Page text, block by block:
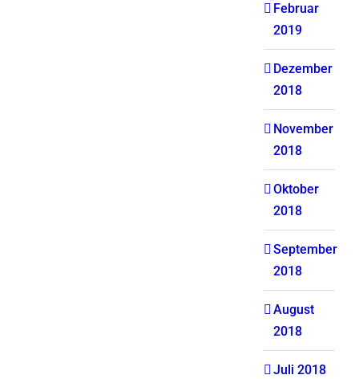
Februar
2019
Dezember
2018
November
2018
Oktober
2018
September
2018
August
2018
Juli 2018